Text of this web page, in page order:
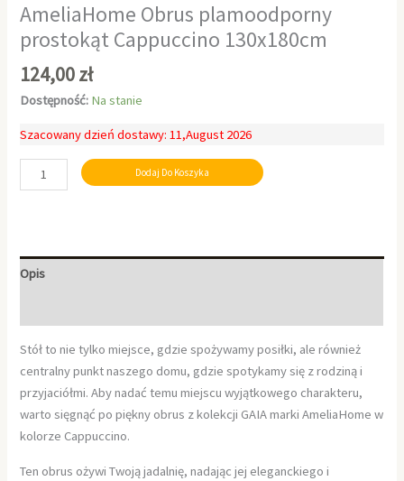
AmeliaHome Obrus plamoodporny
prostokąt Cappuccino 130x180cm
124,00zł
Dostępność: Na stanie
Szacowany dzień dostawy: 11,August 2026
Dodaj Do Koszyka
Opis
Stół to nie tylko miejsce, gdzie spożywamy posiłki, ale również
centralny punkt naszego domu, gdzie spotykamy się z rodziną i
przyjaciółmi. Aby nadać temu miejscu wyjątkowego charakteru,
warto sięgnąć po piękny obrus z kolekcji GAIA marki AmeliaHome w
kolorze Cappuccino.
Ten obrus ożywi Twoją jadalnię, nadając jej eleganckiego i